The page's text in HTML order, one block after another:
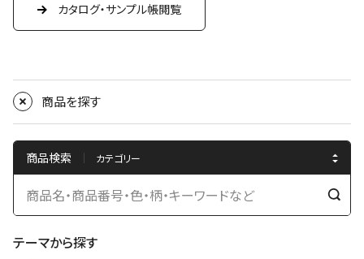
カタログ・サンプル帳閲覧
商品を探す
商品検索
検
テーマから探す